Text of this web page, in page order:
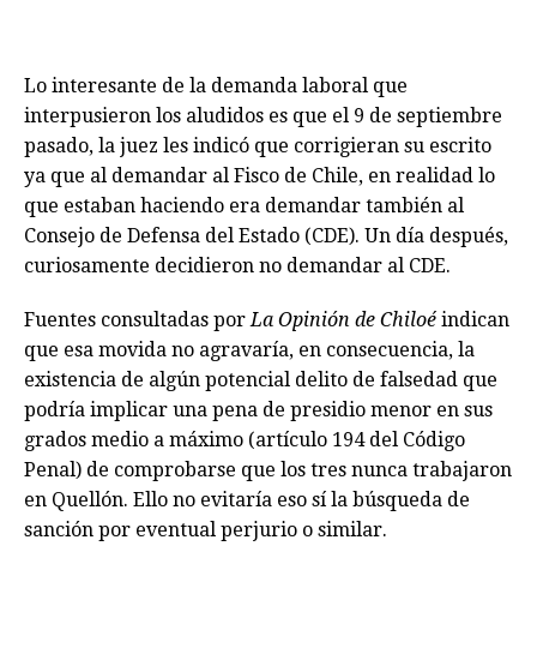
Lo interesante de la demanda laboral que
interpusieron los aludidos es que el 9 de septiembre
pasado, la juez les indicó que corrigieran su escrito
ya que al demandar al Fisco de Chile, en realidad lo
que estaban haciendo era demandar también al
Consejo de Defensa del Estado (CDE). Un día después,
curiosamente decidieron no demandar al CDE.
Fuentes consultadas porLa Opinión de Chiloé indican
que esa movida no agravaría, en consecuencia, la
existencia de algún potencial delito de falsedad que
podría implicar una pena de presidio menor en sus
grados medio a máximo (artículo 194 del Código
Penal) de comprobarse que los tres nunca trabajaron
en Quellón. Ello no evitaría eso sí la búsqueda de
sanción por eventual perjurio o similar.